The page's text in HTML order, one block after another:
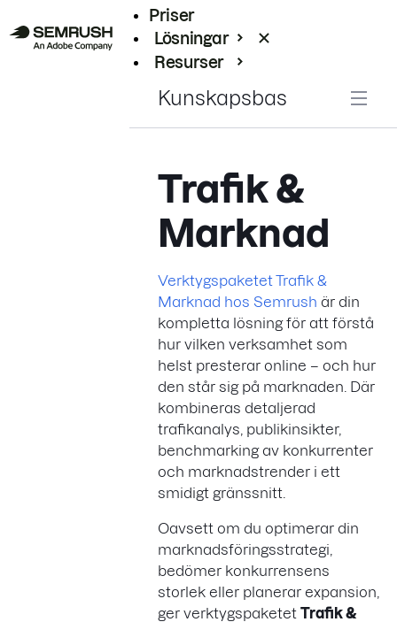
Priser
Lösningar
Resurser
Kunskapsbas
Trafik &
Marknad
Verktygspaketet Trafik &
Marknad hos Semrush är din
kompletta lösning för att förstå
hur vilken verksamhet som
helst presterar online – och hur
den står sig på marknaden. Där
kombineras detaljerad
trafikanalys, publikinsikter,
benchmarking av konkurrenter
och marknadstrender i ett
smidigt gränssnitt.
Oavsett om du optimerar din
marknadsföringsstrategi,
bedömer konkurrensens
storlek eller planerar expansion,
ger verktygspaketet Trafik &